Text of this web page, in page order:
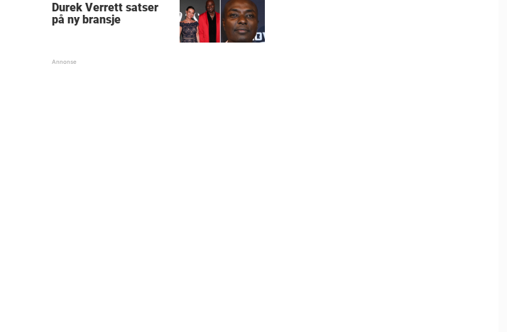
Durek Verrett satser
på ny bransje